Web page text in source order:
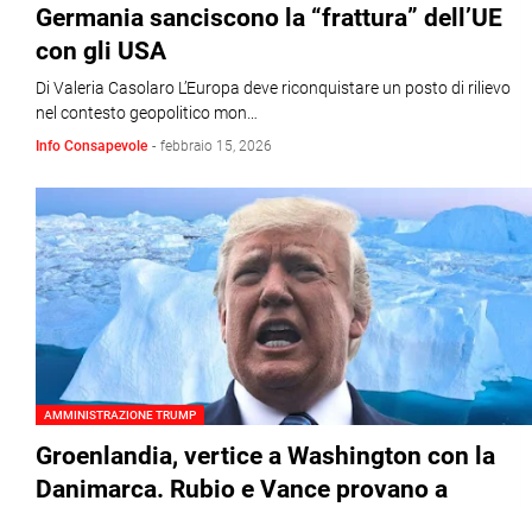
Germania sanciscono la “frattura” dell’UE
con gli USA
Di Valeria Casolaro L’Europa deve riconquistare un posto di rilievo
nel contesto geopolitico mon…
Info Consapevole - febbraio 15, 2026
AMMINISTRAZIONE TRUMP
Groenlandia, vertice a Washington con la
Danimarca. Rubio e Vance provano a